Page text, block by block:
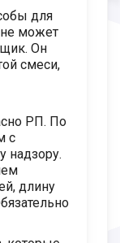
для
может
Он
смеси,
РП. По
с
надзору.
длину